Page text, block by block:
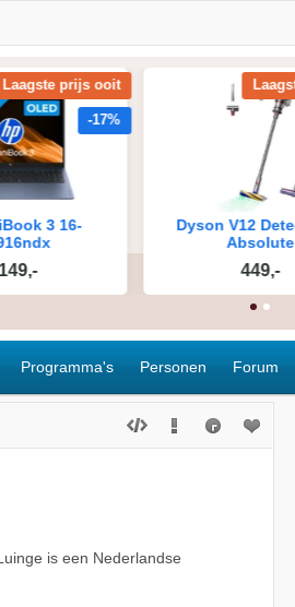
Programma's Personen Forum
is een Nederlandse